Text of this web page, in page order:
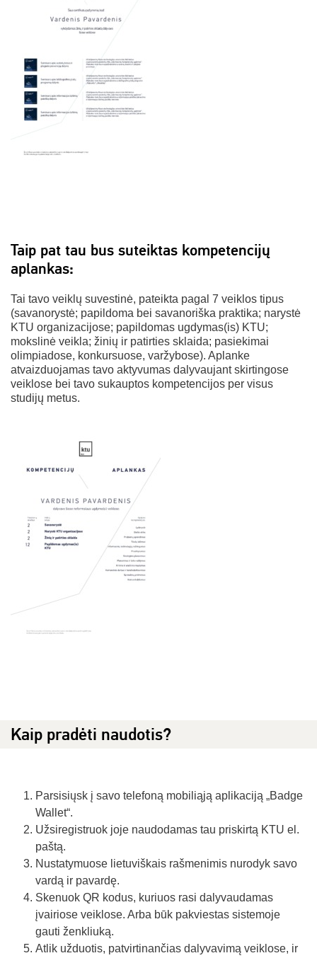
Taip pat tau bus suteiktas kompetencijų
aplankas:
Tai tavo veiklų suvestinė, pateikta pagal 7 veiklos tipus
(savanorystė; papildoma bei savanoriška praktika; narystė
KTU organizacijose; papildomas ugdymas(is) KTU;
mokslinė veikla; žinių ir patirties sklaida; pasiekimai
olimpiadose, konkursuose, varžybose). Aplanke
atvaizduojamas tavo aktyvumas dalyvaujant skirtingose
veiklose bei tavo sukauptos kompetencijos per visus
studijų metus.
Kaip pradėti naudotis?
Parsisiųsk į savo telefoną mobiliąją aplikaciją „Badge
Wallet“.
Užsiregistruok joje naudodamas tau priskirtą KTU el.
paštą.
Nustatymuose lietuviškais rašmenimis nurodyk savo
vardą ir pavardę.
Skenuok QR kodus, kuriuos rasi dalyvaudamas
įvairiose veiklose. Arba būk pakviestas sistemoje
gauti ženkliuką.
Atlik užduotis, patvirtinančias dalyvavimą veiklose, ir